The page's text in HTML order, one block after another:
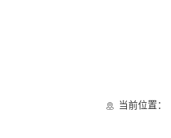
当前位置：